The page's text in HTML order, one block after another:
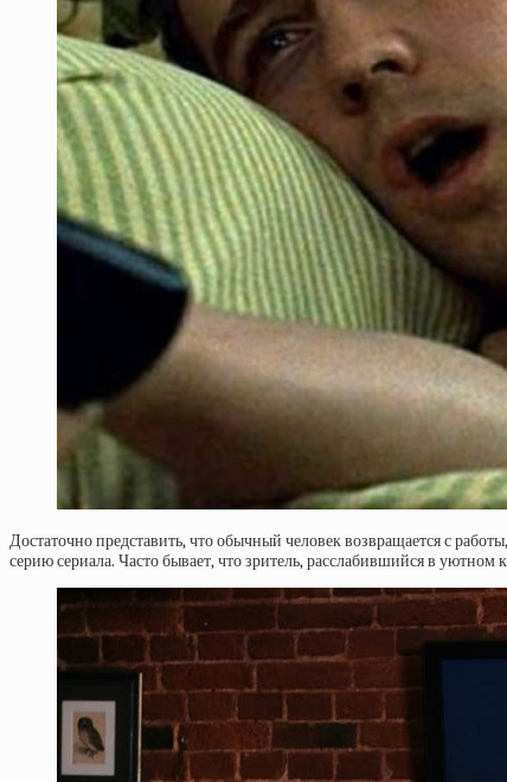
Достаточно представить, что обычный человек возвращается с
серию сериала. Часто бывает, что зритель, расслабившийся в уютном